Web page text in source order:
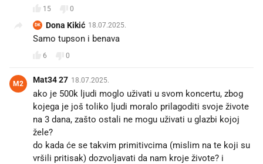
15 0
DK Dona Kikić 18.07.2025.
Samo tupson i benava
6 0
M2 Mat34 27 18.07.2025.
ako je 500k ljudi moglo uživati u svom koncertu, zbog
kojega je još toliko ljudi moralo prilagoditi svoje živote
na 3 dana, zašto ostali ne mogu uživati u glazbi kojoj
žele?
do kada će se takvim primitivcima (mislim na te koji su
vršili pritisak) dozvoljavati da nam kroje živote? i